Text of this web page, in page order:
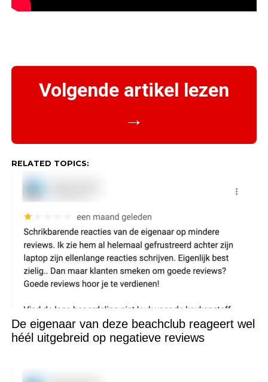
Volgende artikel lezen
→
RELATED TOPICS:
De eigenaar van deze beachclub reageert wel
héél uitgebreid op negatieve reviews